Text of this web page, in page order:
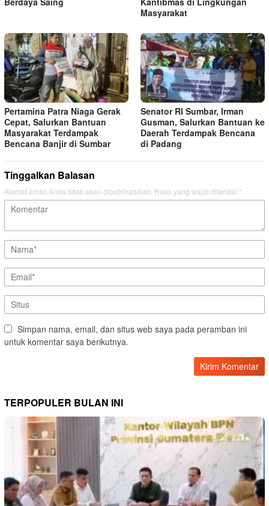
Masyarakat
Pertamina Patra Niaga Gerak
Cepat, Salurkan Bantuan
Masyarakat Terdampak
Bencana Banjir di Sumbar
Senator RI Sumbar, Irman
Gusman, Salurkan Bantuan ke
Daerah Terdampak Bencana
di Padang
Tinggalkan Balasan
Alamat email Anda tidak akan dipublikasikan. Ruas yang wajib ditandai *
Simpan nama, email, dan situs web saya pada peramban ini
untuk komentar saya berikutnya.
TERPOPULER BULAN INI